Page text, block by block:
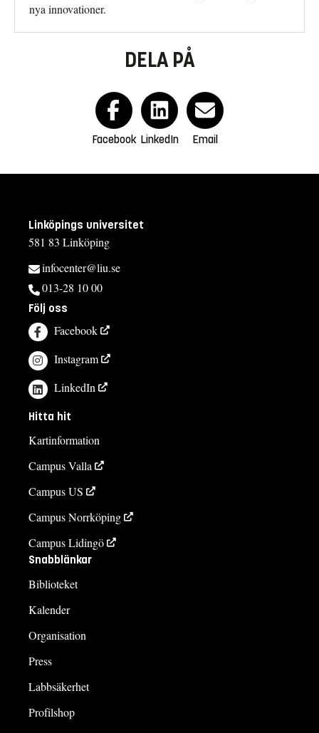
nya innovationer.
DELA PÅ
Facebook LinkedIn Email
Linköpings universitet
581 83 Linköping
infocenter@liu.se
013-28 10 00
Följ oss
Facebook
Instagram
LinkedIn
Hitta hit
Kartinformation
Campus Valla
Campus US
Campus Norrköping
Campus Lidingö
Snabblänkar
Biblioteket
Kalender
Organisation
Press
Labbsäkerhet
Profilshop